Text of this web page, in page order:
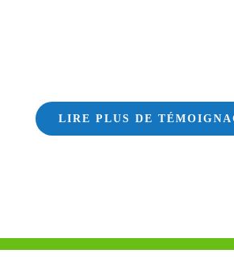
LIRE PLUS DE